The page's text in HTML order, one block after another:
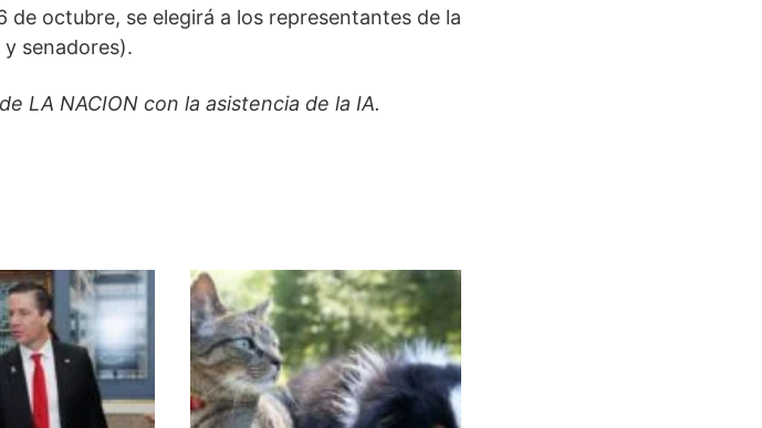
octubre, se elegirá a los representantes de la
senadores).
LA NACION con la asistencia de la IA.